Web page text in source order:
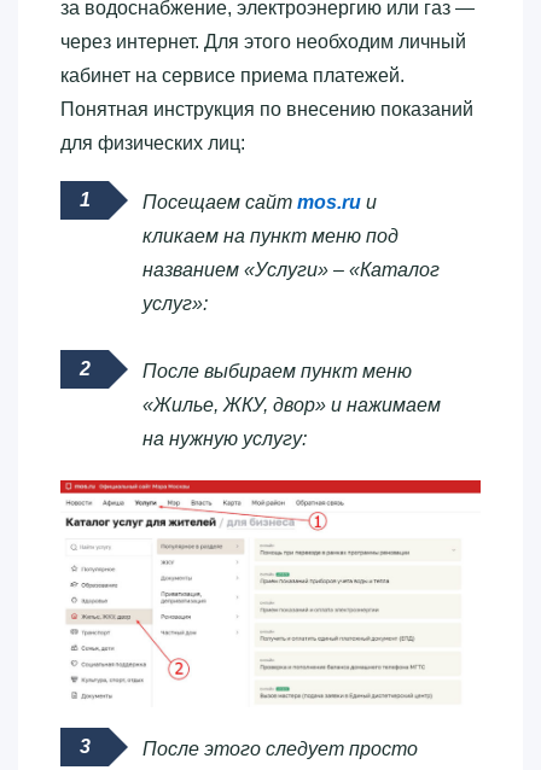
за водоснабжение, электроэнергию или газ —
через интернет. Для этого необходим личный
кабинет на сервисе приема платежей.
Понятная инструкция по внесению показаний
для физических лиц:
Посещаем сайт mos.ru и
кликаем на пункт меню под
названием «Услуги» – «Каталог
услуг»:
После выбираем пункт меню
«Жилье, ЖКУ, двор» и нажимаем
на нужную услугу:
После этого следует просто